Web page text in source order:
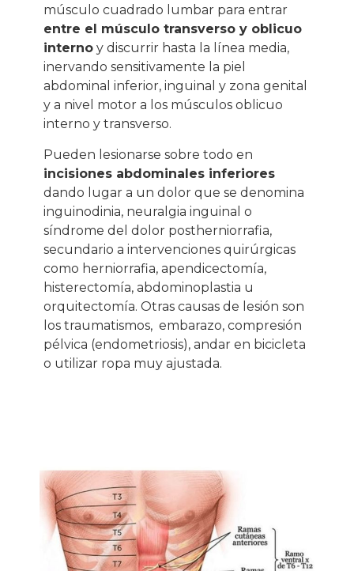
músculo cuadrado lumbar para entrar
entre el músculo transverso y oblicuo
interno y discurrir hasta la línea media,
inervando sensitivamente la piel
abdominal inferior, inguinal y zona genital
y a nivel motor a los músculos oblicuo
interno y transverso.
Pueden lesionarse sobre todo en
incisiones abdominales inferiores
dando lugar a un dolor que se denomina
inguinodinia, neuralgia inguinal o
síndrome del dolor postherniorrafia,
secundario a intervenciones quirúrgicas
como herniorrafia, apendicectomía,
histerectomía, abdominoplastia u
orquitectomía. Otras causas de lesión son
los traumatismos, embarazo, compresión
pélvica (endometriosis), andar en bicicleta
o utilizar ropa muy ajustada.